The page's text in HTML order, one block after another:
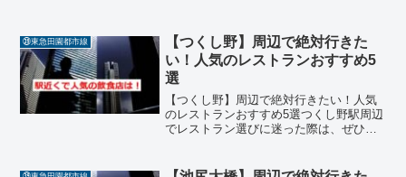
㊴東急田園都市線
【つくし野】周辺で絶対行きた
い！人気のレストランおすすめ5
選
【つくし野】周辺で絶対行きたい！人気
のレストランおすすめ5選つくし野駅周辺
でレストラン選びに迷った際は、ぜひ今
いをカジュアルに楽しめる店舗や、温か